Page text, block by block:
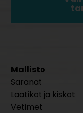
Mallisto
Saranat
Laatikot ja kiskot
Vetimet